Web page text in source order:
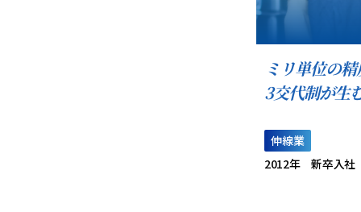
ミリ単位の
3交代制が生
伸線業
2012年 新卒入社